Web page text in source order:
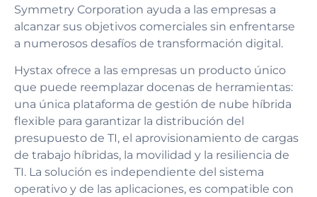
Symmetry Corporation ayuda a las empresas a
alcanzar sus objetivos comerciales sin enfrentarse
a numerosos desafíos de transformación digital.
Hystax ofrece a las empresas un producto único
que puede reemplazar docenas de herramientas:
una única plataforma de gestión de nube híbrida
flexible para garantizar la distribución del
presupuesto de TI, el aprovisionamiento de cargas
de trabajo híbridas, la movilidad y la resiliencia de
TI. La solución es independiente del sistema
operativo y de las aplicaciones, es compatible con